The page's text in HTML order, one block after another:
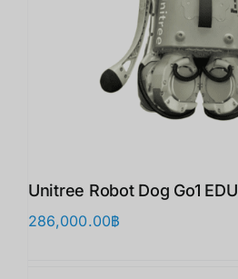
Unitree Robot Dog Go1 EDU
286,000.00฿